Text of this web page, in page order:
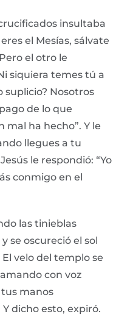
insultaba
el Mesías, sálvate
el otro le
siquiera temes tú a
suplicio? Nosotros
de lo que
mal ha hecho”. Y le
llegues a tu
le respondió: “Yo
conmigo en el
las tinieblas
se oscureció el sol
velo del templo se
con voz
tus manos
dicho esto, expiró.